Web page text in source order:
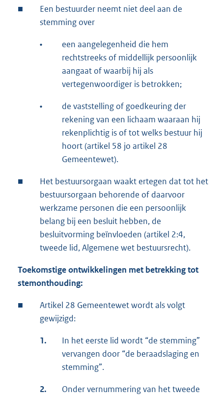
■
Een bestuurder neemt niet deel aan de
stemming over
•
een aangelegenheid die hem
rechtstreeks of middellijk persoonlijk
aangaat of waarbij hij als
vertegenwoordiger is betrokken;
•
de vaststelling of goedkeuring der
rekening van een lichaam waaraan hij
rekenplichtig is of tot welks bestuur hij
hoort (artikel 58 jo artikel 28
Gemeentewet).
■
Het bestuursorgaan waakt ertegen dat tot het
bestuursorgaan behorende of daarvoor
werkzame personen die een persoonlijk
belang bij een besluit hebben, de
besluitvorming beïnvloeden (artikel 2:4,
tweede lid, Algemene wet bestuursrecht).
Toekomstige ontwikkelingen met betrekking tot
stemonthouding:
■
Artikel 28 Gemeentewet wordt als volgt
gewijzigd:
1.
In het eerste lid wordt “de stemming”
vervangen door “de beraadslaging en
stemming”.
2. Onder vernummering van het tweede